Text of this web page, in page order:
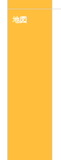
地図